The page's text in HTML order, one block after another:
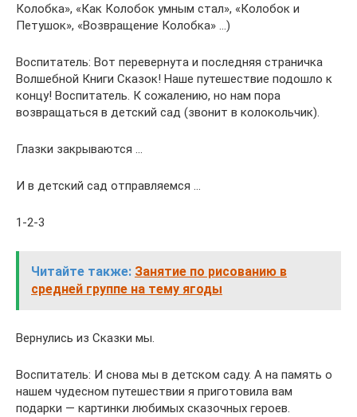
Колобка», «Как Колобок умным стал», «Колобок и
Петушок», «Возвращение Колобка» …)
Воспитатель: Вот перевернута и последняя страничка
Волшебной Книги Сказок! Наше путешествие подошло к
концу! Воспитатель. К сожалению, но нам пора
возвращаться в детский сад (звонит в колокольчик).
Глазки закрываются …
И в детский сад отправляемся …
1-2-3
Читайте также: Занятие по рисованию в
средней группе на тему ягоды
Вернулись из Сказки мы.
Воспитатель: И снова мы в детском саду. А на память о
нашем чудесном путешествии я приготовила вам
подарки — картинки любимых сказочных героев.